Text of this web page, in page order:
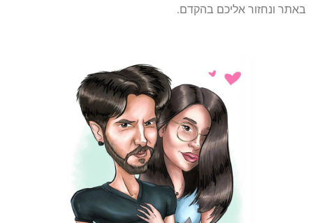
באתר ונחזור אליכם בהקדם.